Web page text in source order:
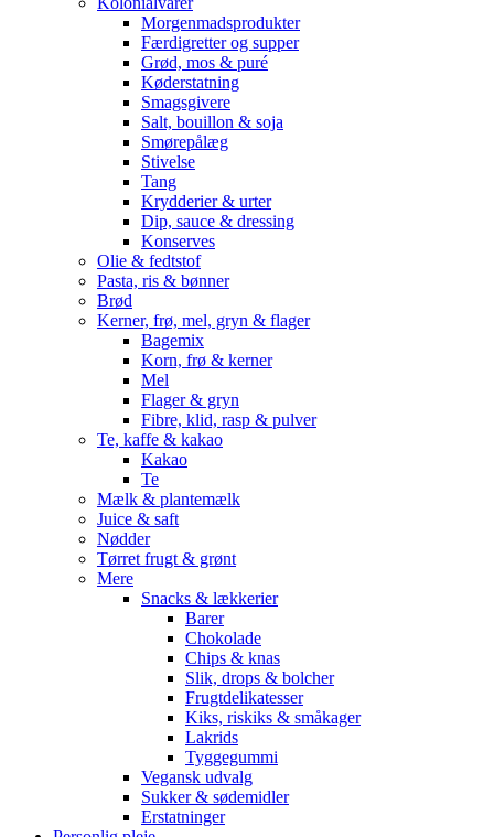
Morgenmadsprodukter
Færdigretter og supper
Grød, mos & puré
Køderstatning
Smagsgivere
Salt, bouillon & soja
Smørepålæg
Stivelse
Tang
Krydderier & urter
Dip, sauce & dressing
Konserves
Olie & fedtstof
Pasta, ris & bønner
Brød
Kerner, frø, mel, gryn & flager
Bagemix
Korn, frø & kerner
Mel
Flager & gryn
Fibre, klid, rasp & pulver
Te, kaffe & kakao
Kakao
Te
Mælk & plantemælk
Juice & saft
Nødder
Tørret frugt & grønt
Mere
Snacks & lækkerier
Barer
Chokolade
Chips & knas
Slik, drops & bolcher
Frugtdelikatesser
Kiks, riskiks & småkager
Lakrids
Tyggegummi
Vegansk udvalg
Sukker & sødemidler
Erstatninger